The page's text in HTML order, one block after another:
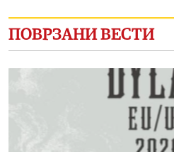
ПОВРЗАНИ ВЕСТИ